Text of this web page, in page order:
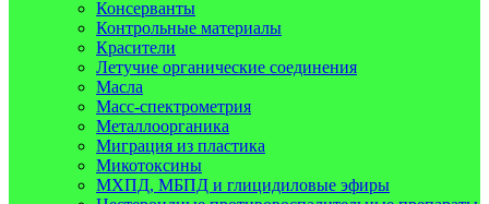
Консерванты
Контрольные материалы
Красители
Летучие органические соединения
Масла
Масс-спектрометрия
Металлоорганика
Миграция из пластика
Микотоксины
МХПД, МБПД и глицидиловые эфиры